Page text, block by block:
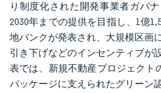
り制度化された開発事業者ガバナ
2030年までの提供を目指し、1億
地バンクが発表され、大規模区画
引き下げなどのインセンティブが
表では、新規不動産プロジェクト
パッケージに支えられたグリーン